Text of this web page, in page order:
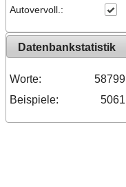
Autovervoll.:
Datenbankstatistik
Worte:
58799
Beispiele:
5061